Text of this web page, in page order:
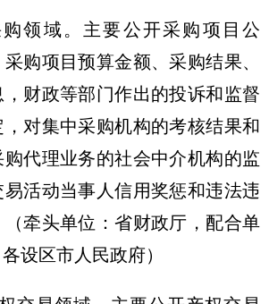
领域。主要公开采购项目公
购项目预算金额、采购结果、
财政等部门作出的投诉和监督
对集中采购机构的考核结果和
代理业务的社会中介机构的监
活动当事人信用奖惩和违法违
牵头单位：省财政厅，配合单
设区市人民政府）